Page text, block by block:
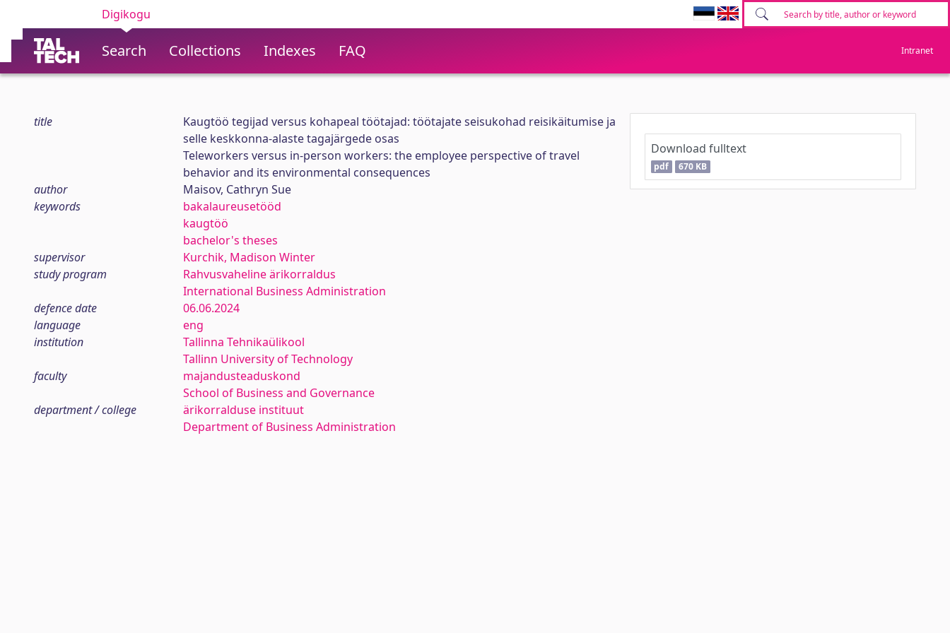
Digikogu
Search Collections Indexes FAQ Intranet
title
Kaugtöö tegijad versus kohapeal töötajad: töötajate seisukohad reisikäitumise ja
selle keskkonna-alaste tagajärgede osas
Teleworkers versus in-person workers: the employee perspective of travel
behavior and its environmental consequences
author
Maisov, Cathryn Sue
keywords
bakalaureusetööd
kaugtöö
bachelor's theses
supervisor
Kurchik, Madison Winter
study program
Rahvusvaheline ärikorraldus
International Business Administration
defence date
06.06.2024
language
eng
institution
Tallinna Tehnikaülikool
Tallinn University of Technology
faculty
majandusteaduskond
School of Business and Governance
department / college
ärikorralduse instituut
Department of Business Administration
Download fulltext
pdf 670 KB